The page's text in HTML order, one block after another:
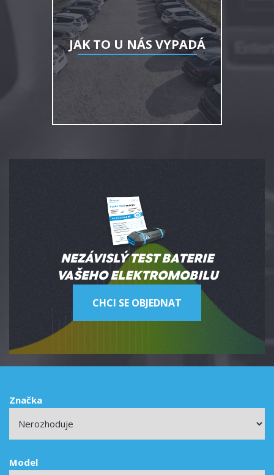
JAK TO U NÁS VYPADÁ
NEZÁVISLÝ TEST BATERIE
VAŠEHO ELEKTROMOBILU
CHCI SE OBJEDNAT
Značka
Model